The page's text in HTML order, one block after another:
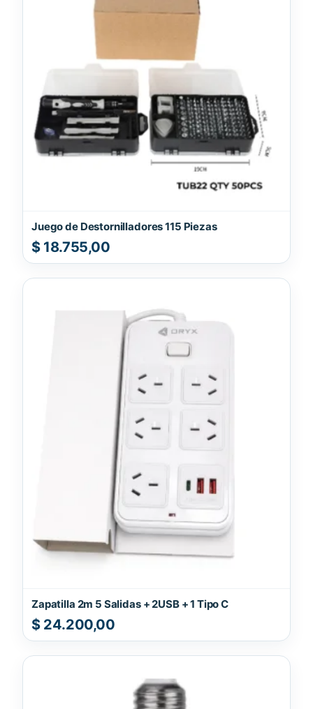
Juego de Destornilladores 115 Piezas
$18.755,00
Zapatilla 2m 5 Salidas + 2USB + 1 Tipo C
$24.200,00